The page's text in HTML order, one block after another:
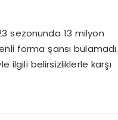
sezonunda 13 milyon
forma şansı bulamadı.
ilgili belirsizliklerle karşı